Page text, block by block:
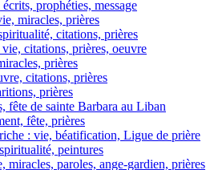
prophéties, message
miracles, prières
citations, prières
citations, prières, oeuvre
prières
citations, prières
prières
fête de sainte Barbara au Liban
fête, prières
: vie, béatification, Ligue de prière
peintures
miracles, paroles, ange-gardien, prières